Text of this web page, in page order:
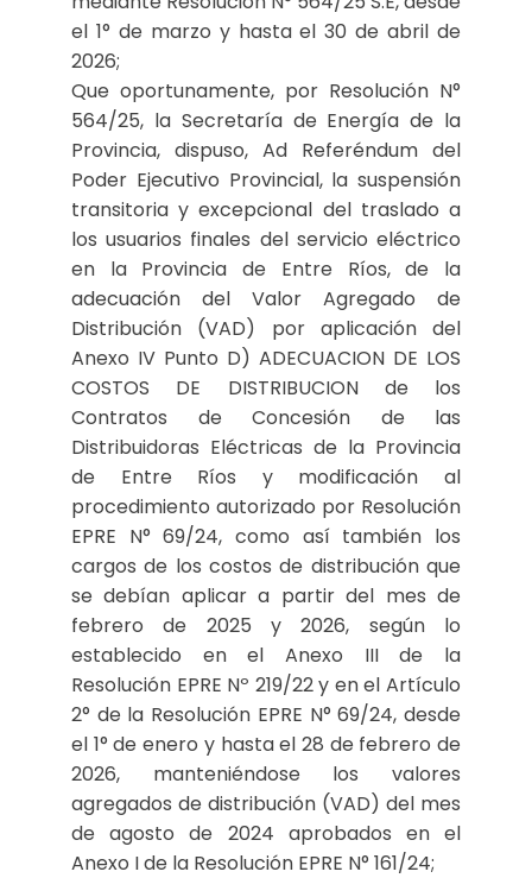
el 1° de marzo y hasta el 30 de abril de
2026;
Que oportunamente, por Resolución N°
564/25, la Secretaría de Energía de la
Provincia, dispuso, Ad Referéndum del
Poder Ejecutivo Provincial, la suspensión
transitoria y excepcional del traslado a
los usuarios finales del servicio eléctrico
en la Provincia de Entre Ríos, de la
adecuación del Valor Agregado de
Distribución (VAD) por aplicación del
Anexo IV Punto D) ADECUACION DE LOS
COSTOS DE DISTRIBUCION de los
Contratos de Concesión de las
Distribuidoras Eléctricas de la Provincia
de Entre Ríos y modificación al
procedimiento autorizado por Resolución
EPRE N° 69/24, como así también los
cargos de los costos de distribución que
se debían aplicar a partir del mes de
febrero de 2025 y 2026, según lo
establecido en el Anexo III de la
Resolución EPRE Nº 219/22 y en el Artículo
2° de la Resolución EPRE N° 69/24, desde
el 1° de enero y hasta el 28 de febrero de
2026, manteniéndose los valores
agregados de distribución (VAD) del mes
de agosto de 2024 aprobados en el
Anexo I de la Resolución EPRE N° 161/24;